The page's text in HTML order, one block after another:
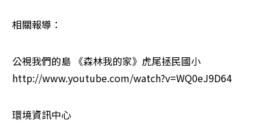
相關報導：
公視我們的島 《森林我的家》虎尾拯民國小
http://www.youtube.com/watch?v=WQ0eJ9D64
環境資訊中心